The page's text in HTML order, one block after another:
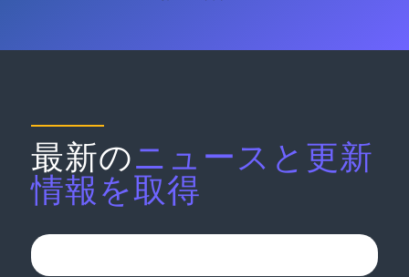
最新のニュースと更新
情報を取得